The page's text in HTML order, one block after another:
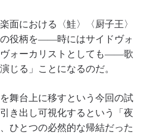
面における〈鮭〉〈厨子王〉
の役柄を――時にはサイドヴォ
ォーカリストとしても――歌
じる」ことになるのだ。
舞台上に移すという今回の試
き出し可視化するという「夜
ひとつの必然的な帰結だった